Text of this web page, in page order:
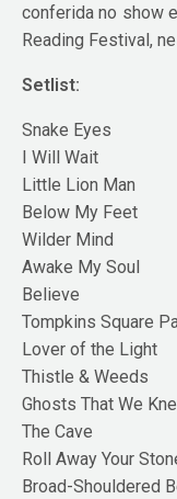
conferida no show
Reading Festival,
Setlist:
Snake Eyes
I Will Wait
Little Lion Man
Below My Feet
Wilder Mind
Awake My Soul
Believe
Tompkins Square
Lover of the Light
Thistle & Weeds
Ghosts That We
The Cave
Roll Away Your
Broad-Shouldered